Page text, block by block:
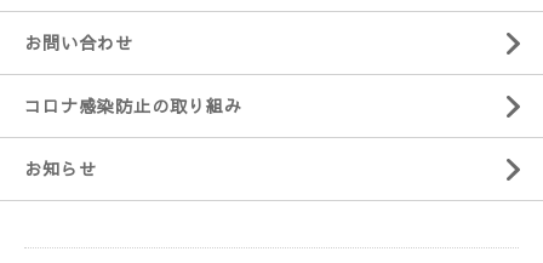
お問い合わせ
コロナ感染防止の取り組み
お知らせ